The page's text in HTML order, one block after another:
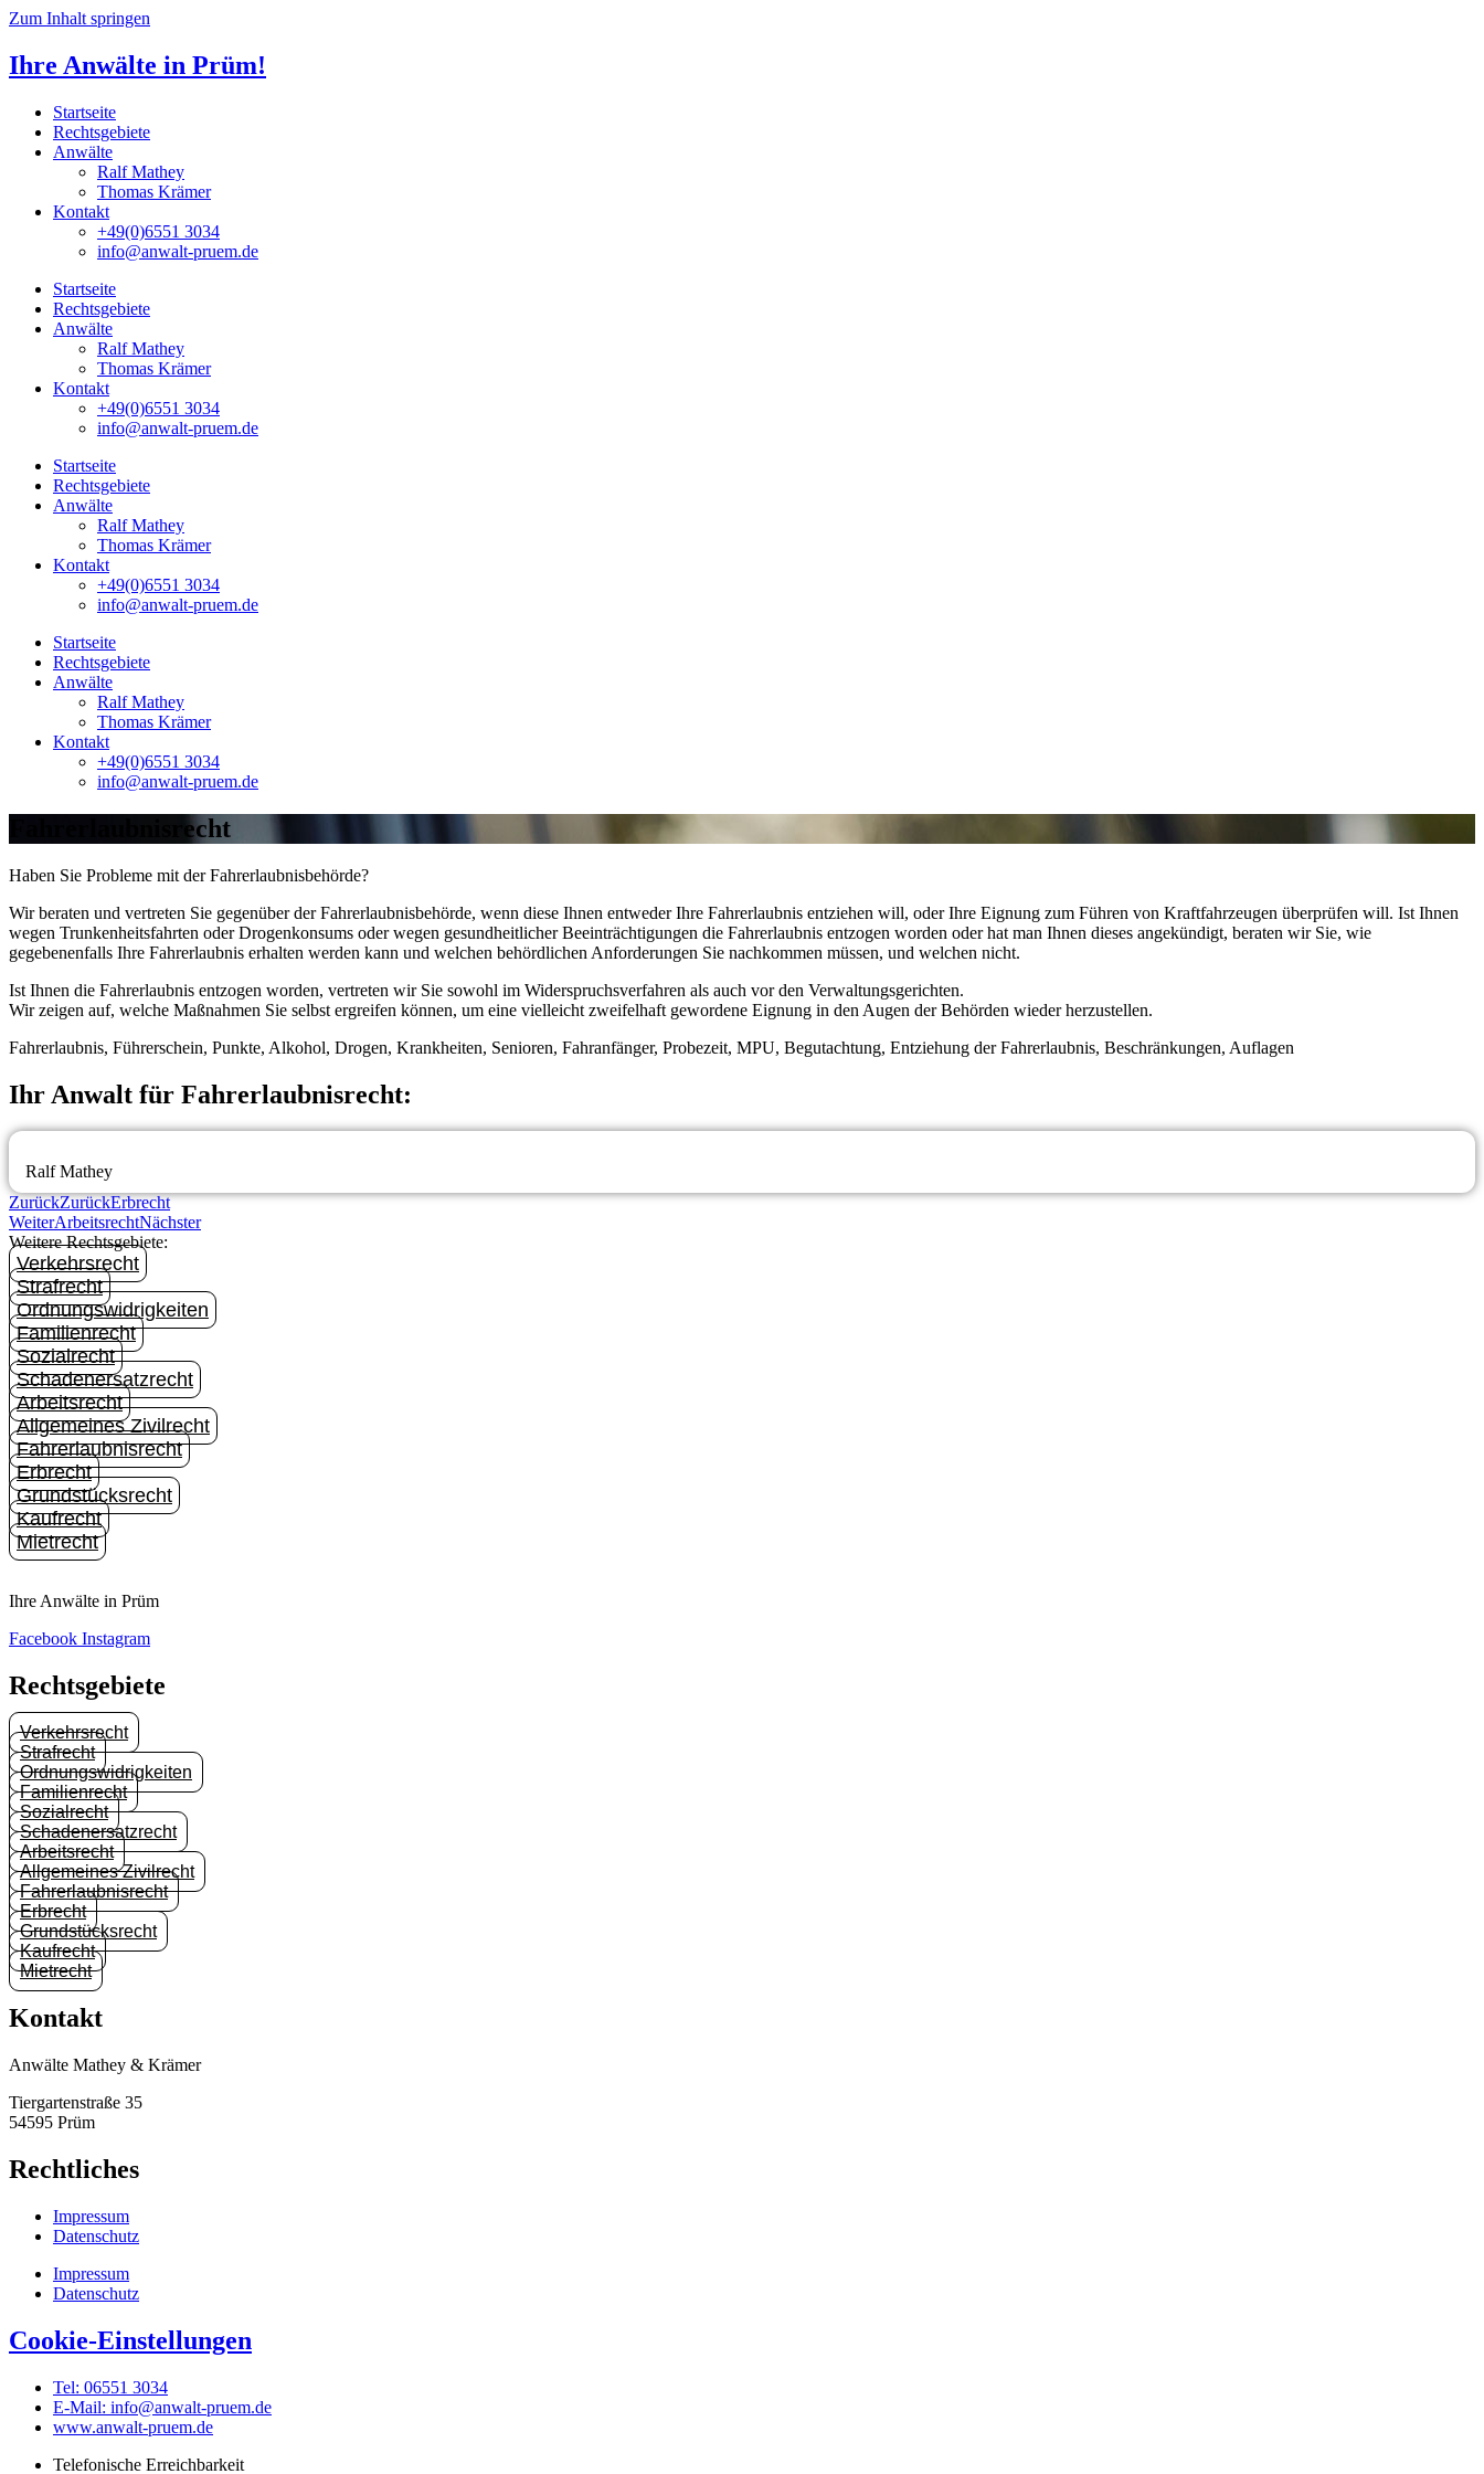
Zum Inhalt springen
Ihre Anwälte in Prüm!
Startseite
Rechtsgebiete
Anwälte
Ralf Mathey
Thomas Krämer
Kontakt
+49(0)6551 3034
info@anwalt-pruem.de
Startseite
Rechtsgebiete
Anwälte
Ralf Mathey
Thomas Krämer
Kontakt
+49(0)6551 3034
info@anwalt-pruem.de
Startseite
Rechtsgebiete
Anwälte
Ralf Mathey
Thomas Krämer
Kontakt
+49(0)6551 3034
info@anwalt-pruem.de
Startseite
Rechtsgebiete
Anwälte
Ralf Mathey
Thomas Krämer
Kontakt
+49(0)6551 3034
info@anwalt-pruem.de
Fahrerlaubnisrecht
Haben Sie Probleme mit der Fahrerlaubnisbehörde?
Wir beraten und vertreten Sie gegenüber der Fahrerlaubnisbehörde, wenn diese Ihnen entweder Ihre Fahrerlaubnis entziehen will, oder Ihre Eignung zum Führen von Kraftfahrzeugen überprüfen will. Ist Ihnen
wegen Trunkenheitsfahrten oder Drogenkonsums oder wegen gesundheitlicher Beeinträchtigungen die Fahrerlaubnis entzogen worden oder hat man Ihnen dieses angekündigt, beraten wir Sie, wie
gegebenenfalls Ihre Fahrerlaubnis erhalten werden kann und welchen behördlichen Anforderungen Sie nachkommen müssen, und welchen nicht.
Ist Ihnen die Fahrerlaubnis entzogen worden, vertreten wir Sie sowohl im Widerspruchsverfahren als auch vor den Verwaltungsgerichten.
Wir zeigen auf, welche Maßnahmen Sie selbst ergreifen können, um eine vielleicht zweifelhaft gewordene Eignung in den Augen der Behörden wieder herzustellen.
Fahrerlaubnis, Führerschein, Punkte, Alkohol, Drogen, Krankheiten, Senioren, Fahranfänger, Probezeit, MPU, Begutachtung, Entziehung der Fahrerlaubnis, Beschränkungen, Auflagen
Ihr Anwalt für Fahrerlaubnisrecht:
Ralf Mathey
ZurückZurückErbrecht
WeiterArbeitsrechtNächster
Weitere Rechtsgebiete:
Verkehrsrecht
Strafrecht
Ordnungswidrigkeiten
Familienrecht
Sozialrecht
Schadenersatzrecht
Arbeitsrecht
Allgemeines Zivilrecht
Fahrerlaubnisrecht
Erbrecht
Grundstücksrecht
Kaufrecht
Mietrecht
Ihre Anwälte in Prüm
Facebook Instagram
Rechtsgebiete
Verkehrsrecht
Strafrecht
Ordnungswidrigkeiten
Familienrecht
Sozialrecht
Schadenersatzrecht
Arbeitsrecht
Allgemeines Zivilrecht
Fahrerlaubnisrecht
Erbrecht
Grundstücksrecht
Kaufrecht
Mietrecht
Kontakt
Anwälte Mathey & Krämer
Tiergartenstraße 35
54595 Prüm
Rechtliches
Impressum
Datenschutz
Impressum
Datenschutz
Cookie-Einstellungen
Tel: 06551 3034
E-Mail: info@anwalt-pruem.de
www.anwalt-pruem.de
Telefonische Erreichbarkeit